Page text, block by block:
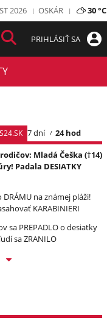
2026 OSKÁR 30 °C
PRIHLÁSIŤ SA
7 dní
24 hod
Mladá Češka (†14)
Padala DESIATKY
na známej pláži!
KARABINIERI
sa PREPADLO o desiatky
sa ZRANILO